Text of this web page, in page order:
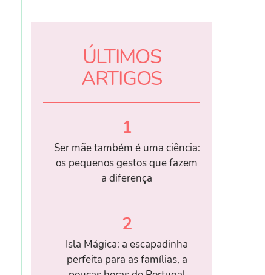
ÚLTIMOS
ARTIGOS
1
Ser mãe também é uma ciência:
os pequenos gestos que fazem
a diferença
2
Isla Mágica: a escapadinha
perfeita para as famílias, a